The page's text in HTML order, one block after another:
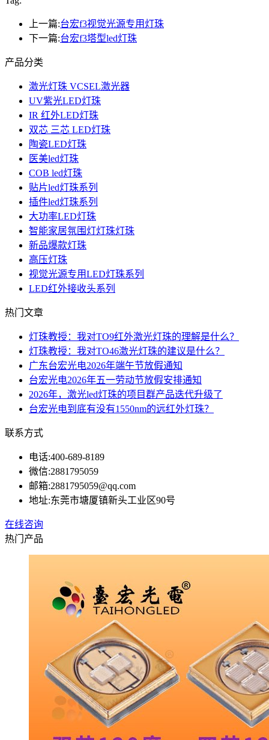
上一篇:台宏f3视觉光源专用灯珠
下一篇:台宏f3塔型led灯珠
产品分类
激光灯珠 VCSEL激光器
UV紫光LED灯珠
IR 红外LED灯珠
双芯 三芯 LED灯珠
陶瓷LED灯珠
医美led灯珠
COB led灯珠
贴片led灯珠系列
插件led灯珠系列
大功率LED灯珠
智能家居氛围灯灯珠灯珠
新品爆款灯珠
高压灯珠
视觉光源专用LED灯珠系列
LED红外接收头系列
热门文章
灯珠教授：我对TO9红外激光灯珠的理解是什么？
灯珠教授：我对TO46激光灯珠的建议是什么？
广东台宏光电2026年端午节放假通知
台宏光电2026年五一劳动节放假安排通知
2026年，激光led灯珠的项目群产品迭代升级了
台宏光电到底有没有1550nm的远红外灯珠？
联系方式
电话:400-689-8189
微信:2881795059
邮箱:2881795059@qq.com
地址:东莞市塘厦镇新头工业区90号
在线咨询
热门产品